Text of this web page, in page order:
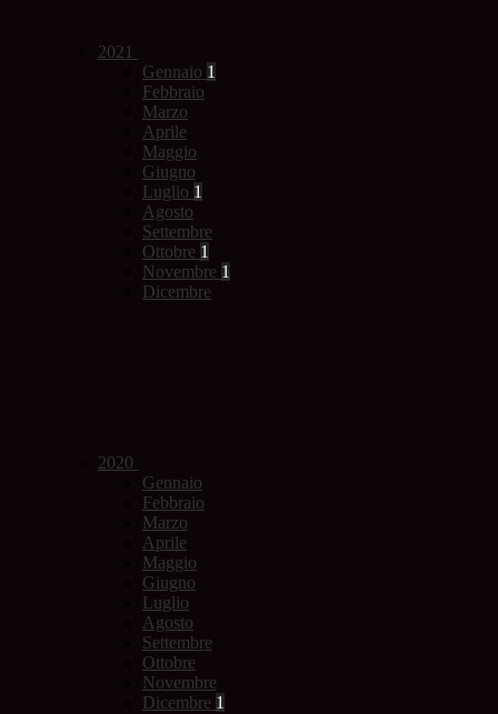
2021
Gennaio 1
Febbraio
Marzo
Aprile
Maggio
Giugno
Luglio 1
Agosto
Settembre
Ottobre 1
Novembre 1
Dicembre
2020
Gennaio
Febbraio
Marzo
Aprile
Maggio
Giugno
Luglio
Agosto
Settembre
Ottobre
Novembre
Dicembre 1